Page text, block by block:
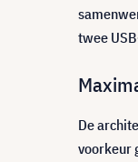
twee
De
voorkeur